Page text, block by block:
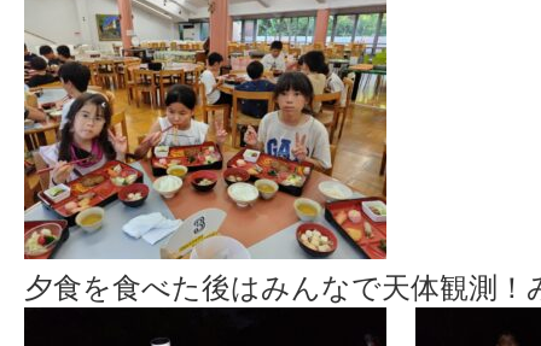
夕食を食べた後はみんなで天体観測